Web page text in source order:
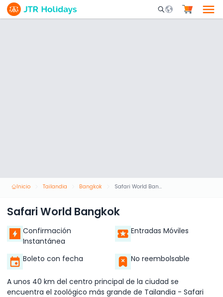
Mobile Search
Inicio Tailandia Bangkok Safari World Bangkok
Safari World Bangkok
Confirmación
Instantánea
Entradas Móviles
Boleto con fecha No reembolsable
A unos 40 km del centro principal de la ciudad se
encuentra el zoológico más grande de Tailandia - Safari